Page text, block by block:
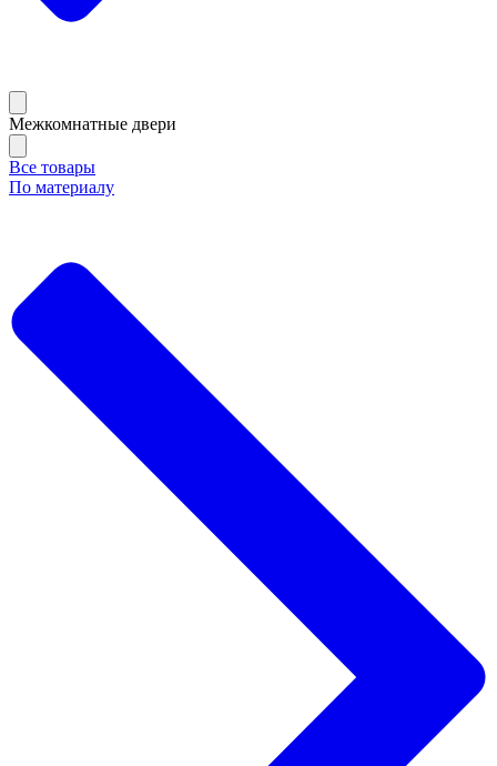
Межкомнатные двери
Все товары
По материалу